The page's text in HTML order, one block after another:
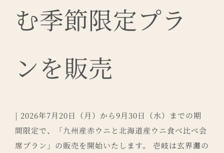
む季節限定プラ
ンを販売
| 2026年7月20日（月）から9月30日（水）までの期
間限定で、「九州産赤ウニと北海道産ウニ食べ比べ会
席プラン」の販売を開始いたします。 壱岐は玄界灘の